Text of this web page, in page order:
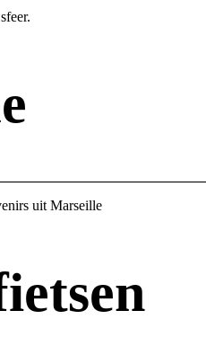
uit Marseille